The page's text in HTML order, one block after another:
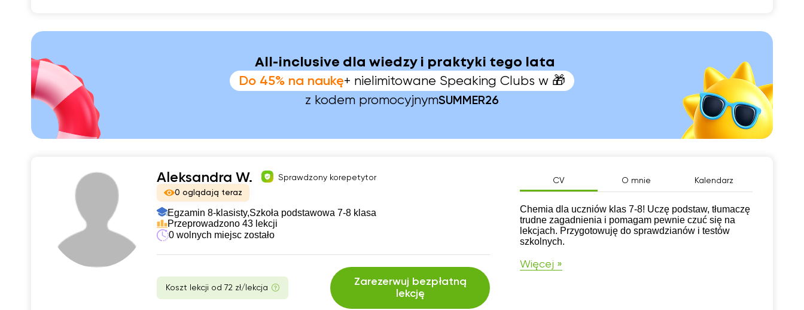
All-inclusive dla wiedzy i praktyki tego lata
Do 45% na naukę+ nielimitowane Speaking Clubs w 🎁
z kodem promocyjnymSUMMER26
Aleksandra W.
Sprawdzony korepetytor
0 oglądają teraz
Egzamin 8-klasisty,Szkoła podstawowa 7-8 klasa
Przeprowadzono 43 lekcji
0 wolnych miejsc zostało
Koszt lekcji od 72 zł/lekcja
Zarezerwuj bezpłatną
lekcję
CV O mnie Kalendarz
CV
Chemia dla uczniów klas 7-8! Uczę podstaw, tłumaczę
trudne zagadnienia i pomagam pewnie czuć się na
lekcjach. Przygotowuję do sprawdzianów i testów
szkolnych.
Więcej »